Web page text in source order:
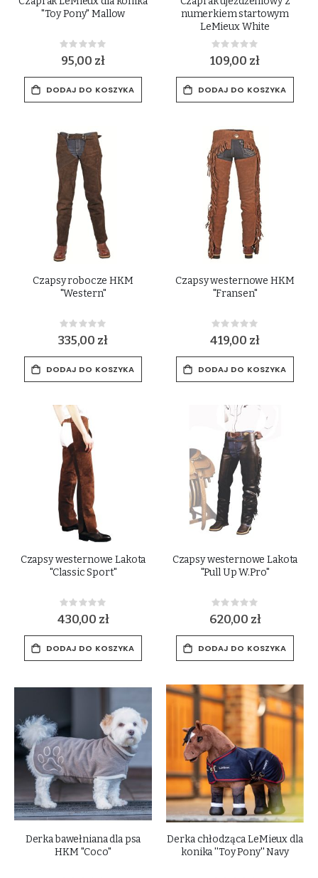
"Toy Pony" Mallow
Rating:
0%
95,00 zł
DODAJ DO KOSZYKA
numerkiem startowym
LeMieux White
Rating:
0%
109,00 zł
DODAJ DO KOSZYKA
Czapsy robocze HKM
"Western"
Rating:
0%
335,00 zł
DODAJ DO KOSZYKA
Czapsy westernowe HKM
"Fransen"
Rating:
0%
419,00 zł
DODAJ DO KOSZYKA
Czapsy westernowe Lakota
"Classic Sport"
Rating:
0%
430,00 zł
DODAJ DO KOSZYKA
Czapsy westernowe Lakota
"Pull Up W.Pro"
Rating:
0%
620,00 zł
DODAJ DO KOSZYKA
Derka bawełniana dla psa
HKM "Coco"
Derka chłodząca LeMieux dla
konika ''Toy Pony'' Navy